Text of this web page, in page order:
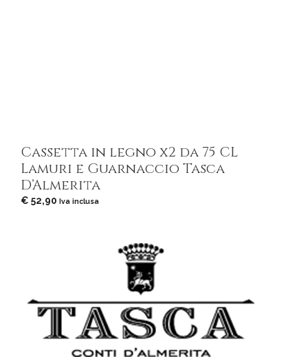
Cassetta in legno x2 da 75 CL
Lamuri e Guarnaccio Tasca
D’Almerita
€ 52,90 Iva inclusa